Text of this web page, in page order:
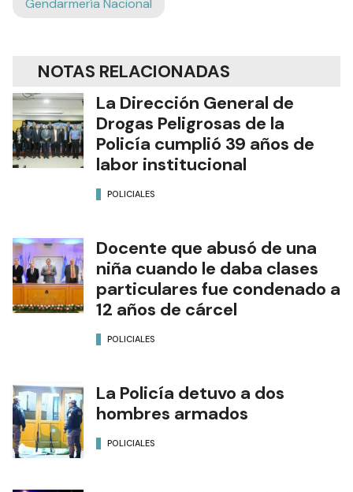
Gendarmería Nacional
NOTAS RELACIONADAS
La Dirección General de
Drogas Peligrosas de la
Policía cumplió 39 años de
labor institucional
POLICIALES
Docente que abusó de una
niña cuando le daba clases
particulares fue condenado a
12 años de cárcel
POLICIALES
La Policía detuvo a dos
hombres armados
POLICIALES